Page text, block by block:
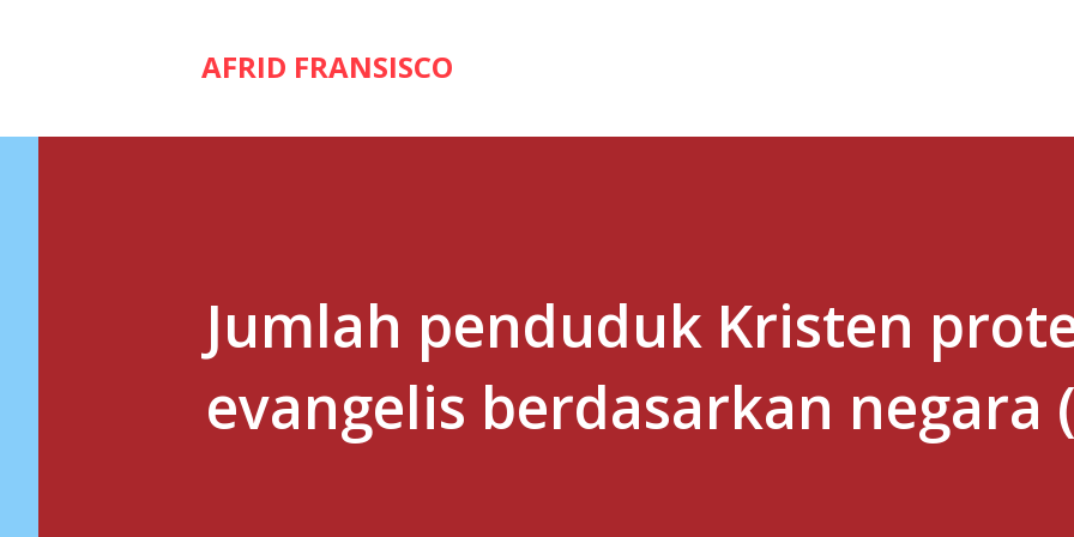
AFRID FRANSISCO
Jumlah penduduk Kristen
evangelis berdasarkan negara